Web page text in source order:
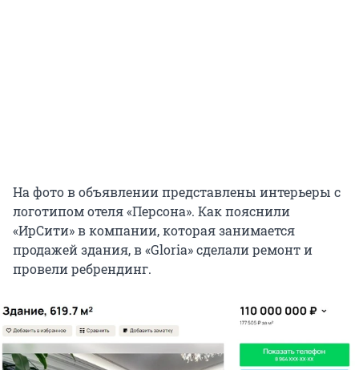
На фото в объявлении представлены интерьеры с
логотипом отеля «Персона». Как пояснили
«ИрСити» в компании, которая занимается
продажей здания, в «Gloria» сделали ремонт и
провели ребрендинг.